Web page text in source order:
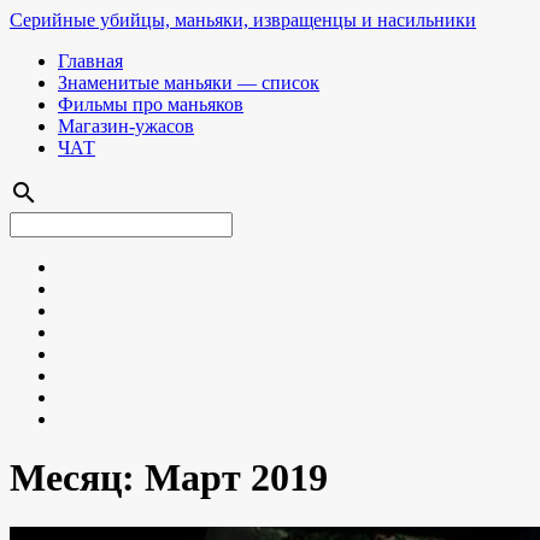
Серийные убийцы, маньяки, извращенцы и насильники
Главная
Знаменитые маньяки — список
Фильмы про маньяков
Магазин-ужасов
ЧАТ
search
Месяц: Март 2019